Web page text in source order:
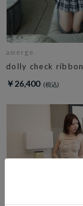
amerge.
dolly check
￥26,400